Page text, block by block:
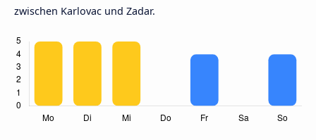
zwischen Karlovac und Zadar.